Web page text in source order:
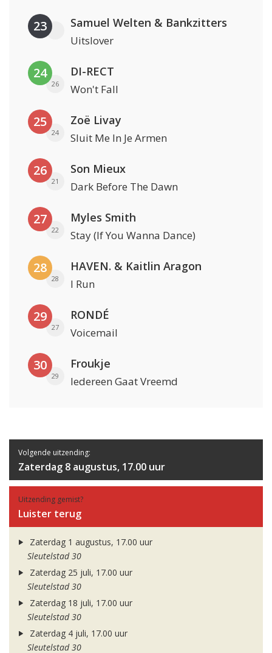
23 Samuel Welten & Bankzitters
Uitslover
24
26
DI-RECT
Won't Fall
25
24
Zoë Livay
Sluit Me In Je Armen
26
21
Son Mieux
Dark Before The Dawn
27
22
Myles Smith
Stay (If You Wanna Dance)
28
28
HAVEN. & Kaitlin Aragon
I Run
29
27
RONDÉ
Voicemail
30
29
Froukje
Iedereen Gaat Vreemd
Volgende uitzending:
Zaterdag 8 augustus, 17.00 uur
Uitzending gemist?
Luister terug
Zaterdag 1 augustus, 17.00 uur
Sleutelstad 30
Zaterdag 25 juli, 17.00 uur
Sleutelstad 30
Zaterdag 18 juli, 17.00 uur
Sleutelstad 30
Zaterdag 4 juli, 17.00 uur
Sleutelstad 30